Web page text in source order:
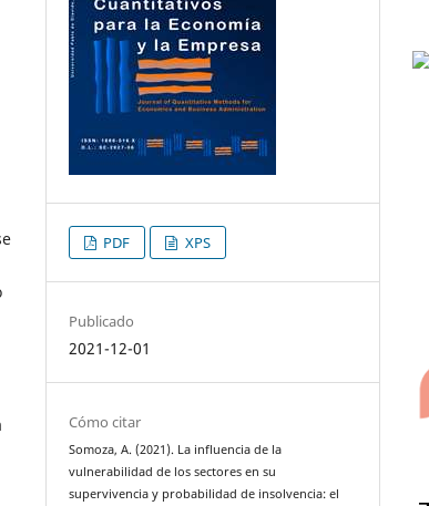
PDF XPS
Publicado
2021-12-01
Cómo citar
Somoza, A. (2021). La influencia de la
vulnerabilidad de los sectores en su
supervivencia y probabilidad de insolvencia: el